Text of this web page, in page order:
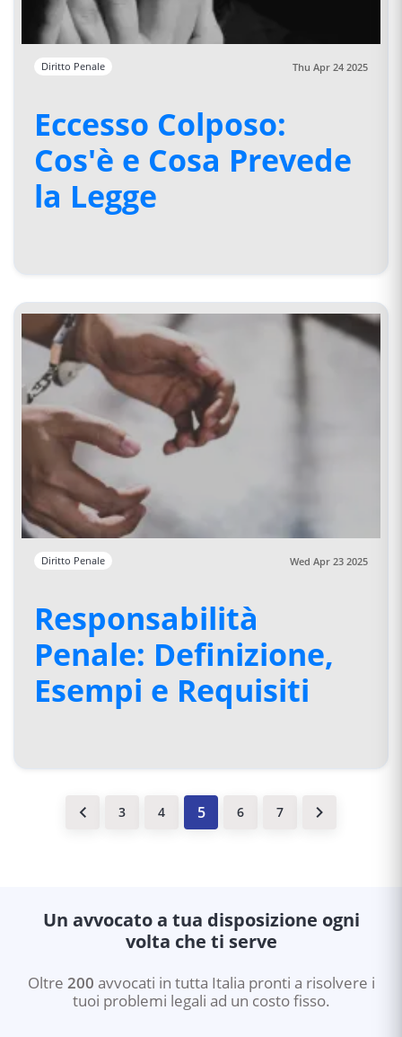
Diritto Penale Thu Apr 24 2025
Eccesso Colposo:
Cos'è e Cosa Prevede
la Legge
Diritto Penale Wed Apr 23 2025
Responsabilità
Penale: Definizione,
Esempi e Requisiti
3 4 6 7
Un avvocato a tua disposizione ogni
volta che ti serve
Oltre 200 avvocati in tutta Italia pronti a risolvere i
tuoi problemi legali ad un costo fisso.